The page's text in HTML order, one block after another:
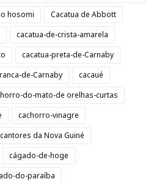
hosomi
Cacatua de Abbott
cacatua-de-crista-amarela
cacatua-preta-de-Carnaby
de-Carnaby
cacaué
do-mato-de orelhas-curtas
cachorro-vinagre
da Nova Guiné
cágado-de-hoge
do-paraíba